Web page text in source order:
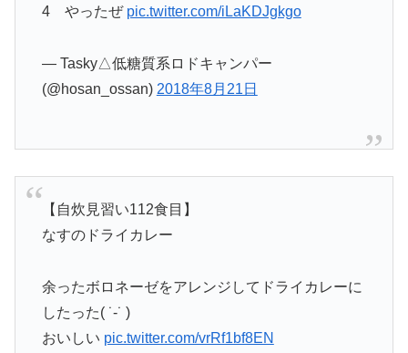
4 やったぜ pic.twitter.com/iLaKDJgkgo
— Tasky△低糖質系ロドキャンパー
(@hosan_ossan) 2018年8月21日
【自炊見習い112食目】
なすのドライカレー
余ったボロネーゼをアレンジしてドライカレーに
したった( ˙-˙ )
おいしい pic.twitter.com/vrRf1bf8EN